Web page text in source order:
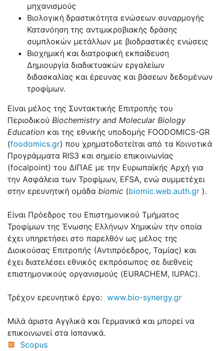
μηχανισμούς
Βιολογική δραστικότητα ενώσεων συναρμογής
Κατανόηση της αντιμικροβιακής δράσης
συμπλοκών μετάλλων με βιοδραστικές ενώσεις
Βιοχημική και διατροφική εκπαίδευση
Δημιουργία διαδικτυακών εργαλείων
διδασκαλίας και έρευνας και βάσεων δεδομένων
τροφίμων.
Είναι μέλος της Συντακτικής Επιτροπής του
Περιοδικού Biochemistry and Molecular Biology
Education και της εθνικής υποδομής FOODOMICS-GR
(foodomics.gr) που χρηματοδοτείται από τα Κοινοτικά
Προγράμματα RIS3 και σημείο επικοινωνίας
(focalpoint) του ΔΙΠΑΕ με την Ευρωπαϊκής Αρχή για
την Ασφάλεια των Τροφίμων, EFSA, ενώ συμμετέχει
στην ερευνητική ομάδα biomic (biomic.web.auth.gr ).
Είναι Πρόεδρος του Επιστημονικού Τμήματος
Τροφίμων της Ένωσης Ελλήνων Χημικών την οποία
έχει υπηρετήσει στο παρελθόν ως μέλος της
Διοικούσας Επιτροπής (Αντιπρόεδρος, Ταμίας) και
έχει διατελέσει εθνικός εκπρόσωπος σε διεθνείς
επιστημονικούς οργανισμούς (EURACHEM, IUPAC).
Τρέχον ερευνητικό έργο: www.bio-synergy.gr
Μιλά άριστα Αγγλικά και Γερμανικά και μπορεί να
επικοινωνεί στα Ισπανικά.
Scopus